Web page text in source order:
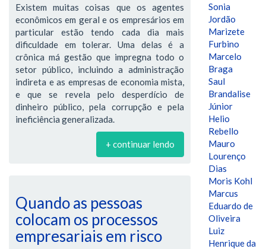
Existem muitas coisas que os agentes
econômicos em geral e os empresários em
particular estão tendo cada dia mais
dificuldade em tolerar. Uma delas é a
crônica má gestão que impregna todo o
setor público, incluindo a administração
indireta e as empresas de economia mista,
e que se revela pelo desperdício de
dinheiro público, pela corrupção e pela
ineficiência generalizada.
+ continuar lendo
Quando as pessoas
colocam os processos
empresariais em risco
Sonia
Jordão
Marizete
Furbino
Marcelo
Braga
Saul
Brandalise
Júnior
Helio
Rebello
Mauro
Lourenço
Dias
Moris Kohl
Marcus
Eduardo de
Oliveira
Luiz
Henrique da